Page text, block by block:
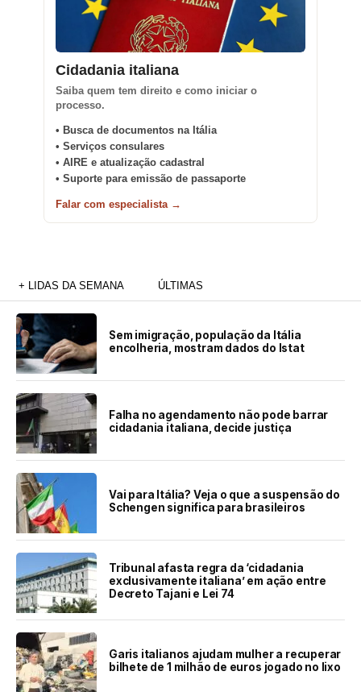
Cidadania italiana
Saiba quem tem direito e como iniciar o
processo.
• Busca de documentos na Itália
• Serviços consulares
• AIRE e atualização cadastral
• Suporte para emissão de passaporte
Falar com especialista →
+ LIDAS DA SEMANA ÚLTIMAS
Sem imigração, população da Itália
encolheria, mostram dados do Istat
Falha no agendamento não pode barrar
cidadania italiana, decide justiça
Vai para Itália? Veja o que a suspensão do
Schengen significa para brasileiros
Tribunal afasta regra da ‘cidadania
exclusivamente italiana’ em ação entre
Decreto Tajani e Lei 74
Garis italianos ajudam mulher a recuperar
bilhete de 1 milhão de euros jogado no lixo